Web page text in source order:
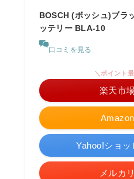
BOSCH (ボッシュ)ブラ
ッテリー BLA-10
口コミを見る
＼ポイント
楽天市
Yahoo!ショッ
メルカ